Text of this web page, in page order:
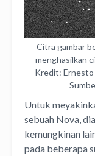
Citra gambar
menghasilkan
Kredit: Ernesto
Untuk
sebuah Nova,
kemungkinan
pada beberapa